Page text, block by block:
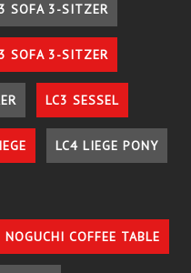
SOFA 3-SITZER
SOFA 3-SITZER
LC3 SESSEL
LC4 LIEGE PONY
NOGUCHI COFFEE TABLE